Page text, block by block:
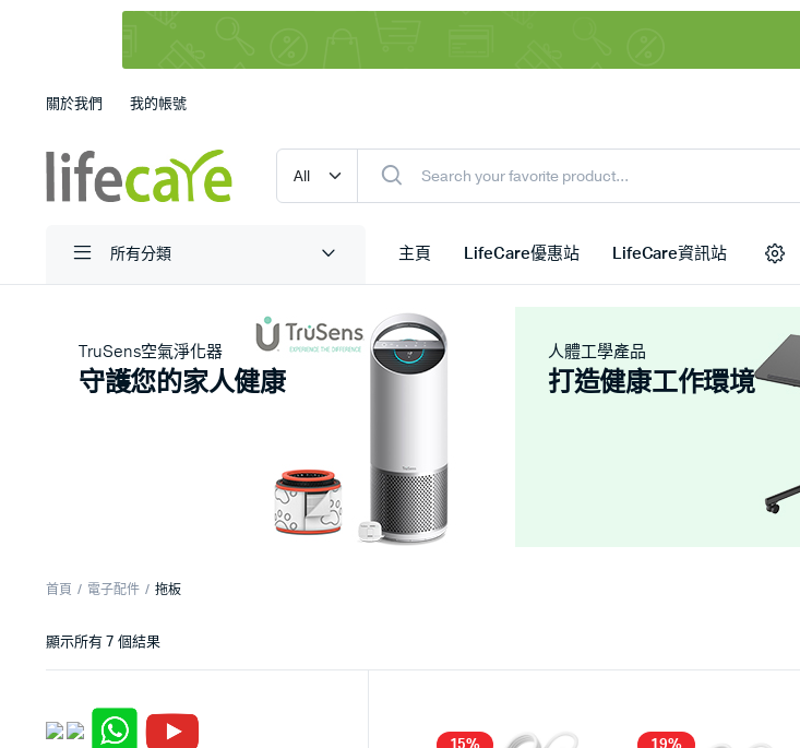
關於我們 我的帳號
所有分類 主頁 LifeCare優惠站 LifeCare資訊站
TruSens空氣淨化器
守護您的家人健康
人體工學產品
打造健康工作環境
首頁 電子配件 拖板
顯示所有 7 個結果